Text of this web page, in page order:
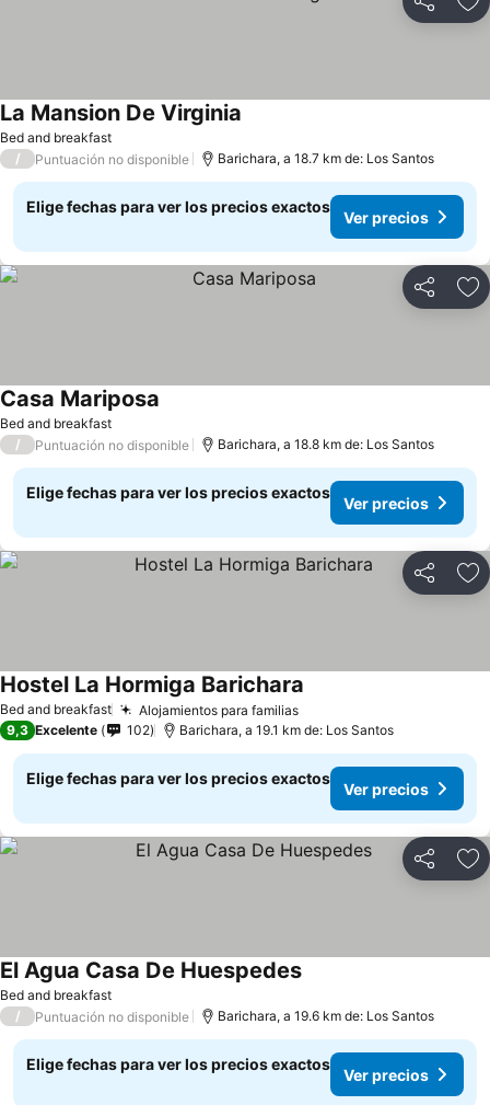
Compartir
Bed and breakfast
La Mansion De Virginia
/ Puntuación no disponible Barichara, a 18.7 km de: Los Santos
Elige fechas para ver los precios exactos
Ver precios
Compartir
Bed and breakfast
Casa Mariposa
/ Puntuación no disponible Barichara, a 18.8 km de: Los Santos
Elige fechas para ver los precios exactos
Ver precios
Compartir
Bed and breakfast Alojamientos para familias
Hostel La Hormiga Barichara
9,3 Excelente 102 Barichara, a 19.1 km de: Los Santos
Elige fechas para ver los precios exactos
Ver precios
Compartir
Bed and breakfast
El Agua Casa De Huespedes
/ Puntuación no disponible Barichara, a 19.6 km de: Los Santos
Elige fechas para ver los precios exactos
Ver precios